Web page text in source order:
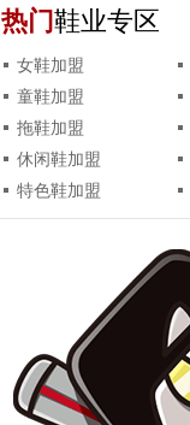
热门鞋业专区
女鞋加盟
童鞋加盟
拖鞋加盟
休闲鞋加盟
特色鞋加盟